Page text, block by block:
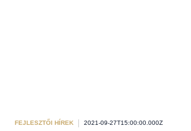
FEJLESZTŐI HÍREK 2021-09-27T15:00:00.000Z